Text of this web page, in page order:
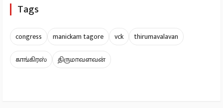
Tags
congress manickam tagore vck
thirumavalavan
காங்கிரஸ்
திருமாவளவன்